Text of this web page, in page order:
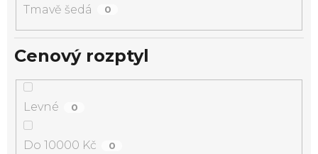
Tmavě šedá 0
Cenový rozptyl
Levné 0
Do 10000 Kč 0